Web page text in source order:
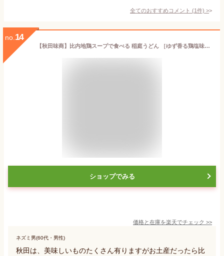
全てのおすすめコメント (1件) >
no. 14
【秋田味商】比内地鶏スープで食べる 稲庭うどん ［ゆず香る鶏塩味］3人前 秋田 あきた アキタ うどん 饂飩 稲庭うどん 比内地鶏 鶏ガラ しお 塩 ゆず お土産 おみやげ ご当地 限定 名物 名産
ショップでみる
価格と在庫を楽天でチェック >>
ネズミ男(60代・男性)
秋田は、美味しいものたくさん有りますがお土産だったら比